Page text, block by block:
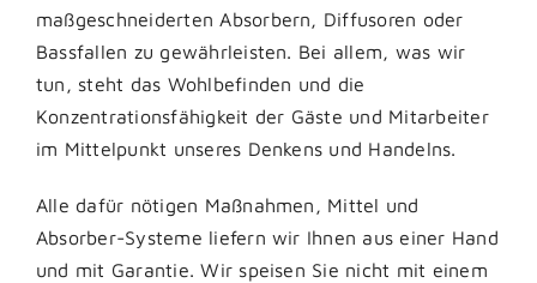
maßgeschneiderten Absorbern, Diffusoren oder
Bassfallen zu gewährleisten. Bei allem, was wir
tun, steht das Wohlbefinden und die
Konzentrationsfähigkeit der Gäste und Mitarbeiter
im Mittelpunkt unseres Denkens und Handelns.
Alle dafür nötigen Maßnahmen, Mittel und
Absorber-Systeme liefern wir Ihnen aus einer Hand
und mit Garantie. Wir speisen Sie nicht mit einem